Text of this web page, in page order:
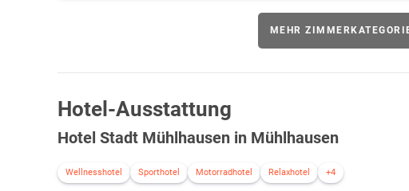
MEHR
Hotel-Ausstattung
Hotel Stadt Mühlhausen in Mühlhausen
Wellnesshotel Sporthotel Motorradhotel Relaxhotel +4